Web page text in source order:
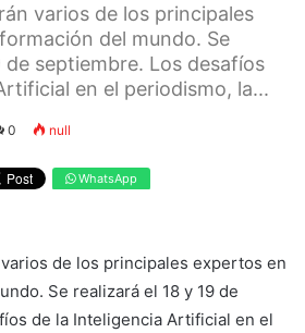
varios de los principales
del mundo. Se
de septiembre. Los desafíos
en el periodismo, la...
0 null
WhatsApp
de los principales expertos en
Se realizará el 18 y 19 de
de la Inteligencia Artificial en el